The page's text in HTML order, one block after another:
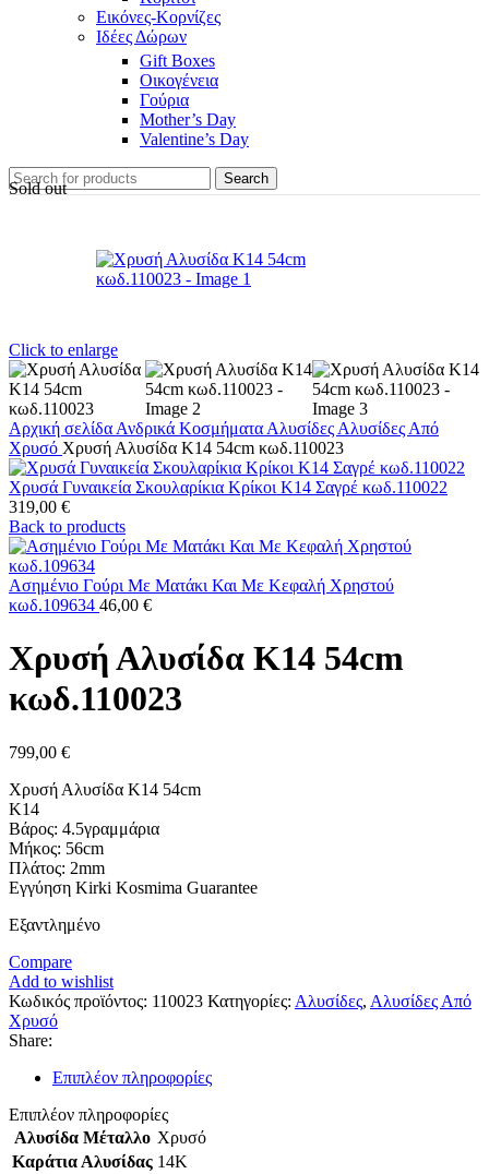
Εικόνες-Κορνίζες
Ιδέες Δώρων
Gift Boxes
Οικογένεια
Γούρια
Mother’s Day
Valentine’s Day
Search
Sold out
Click to enlarge
Αρχική σελίδα Ανδρικά Κοσμήματα Αλυσίδες Αλυσίδες Από
Χρυσό Χρυσή Αλυσίδα Κ14 54cm κωδ.110023
Χρυσά Γυναικεία Σκουλαρίκια Κρίκοι Κ14 Σαγρέ κωδ.110022
319,00 €
Back to products
Ασημένιο Γούρι Με Ματάκι Και Με Κεφαλή Χρηστού
κωδ.109634 46,00 €
Χρυσή Αλυσίδα Κ14 54cm
κωδ.110023
799,00 €
Χρυσή Αλυσίδα Κ14 54cm
K14
Βάρος: 4.5γραμμάρια
Μήκος: 56cm
Πλάτος: 2mm
Εγγύηση Kirki Kosmima Guarantee
Εξαντλημένο
Compare
Add to wishlist
Κωδικός προϊόντος: 110023 Κατηγορίες: Αλυσίδες, Αλυσίδες Από
Χρυσό
Share:
Επιπλέον πληροφορίες
Επιπλέον πληροφορίες
Αλυσίδα Μέταλλο Χρυσό
Καράτια Αλυσίδας 14Κ